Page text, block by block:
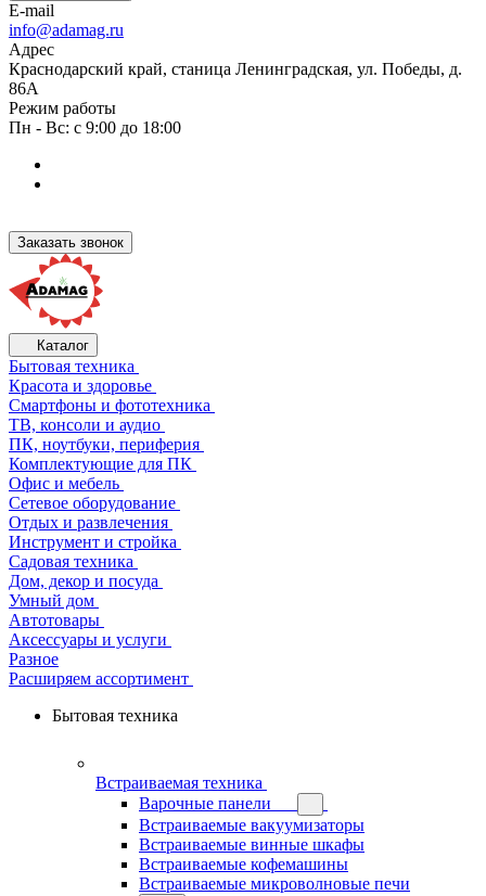
E-mail
info@adamag.ru
Адрес
Краснодарский край, станица Ленинградская, ул. Победы, д.
86А
Режим работы
Пн - Вс: с 9:00 до 18:00
Заказать звонок
Каталог
Бытовая техника
Красота и здоровье
Смартфоны и фототехника
ТВ, консоли и аудио
ПК, ноутбуки, периферия
Комплектующие для ПК
Офис и мебель
Сетевое оборудование
Отдых и развлечения
Инструмент и стройка
Садовая техника
Дом, декор и посуда
Умный дом
Автотовары
Аксессуары и услуги
Разное
Расширяем ассортимент
Бытовая техника
Встраиваемая техника
Варочные панели
Встраиваемые вакуумизаторы
Встраиваемые винные шкафы
Встраиваемые кофемашины
Встраиваемые микроволновые печи